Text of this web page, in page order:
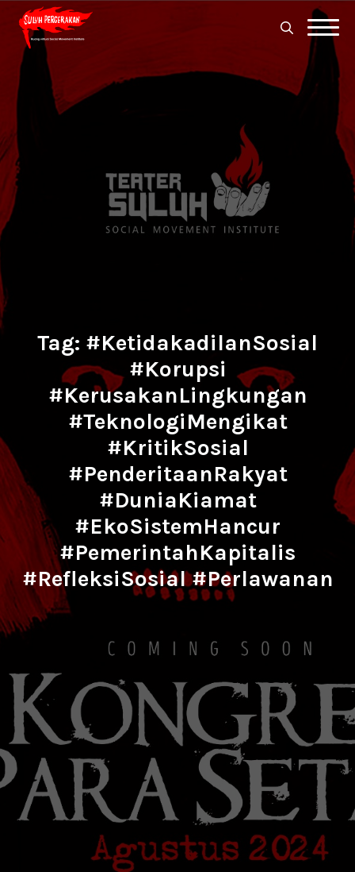
Search
for:
Tag: #KetidakadilanSosial
#Korupsi
#KerusakanLingkungan
#TeknologiMengikat
#KritikSosial
#PenderitaanRakyat
#DuniaKiamat
#EkoSistemHancur
#PemerintahKapitalis
#RefleksiSosial #Perlawanan